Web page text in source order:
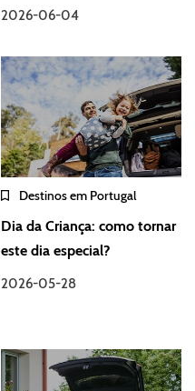
2026-06-04
Destinos em Portugal
Dia da Criança: como tornar
este dia especial?
2026-05-28